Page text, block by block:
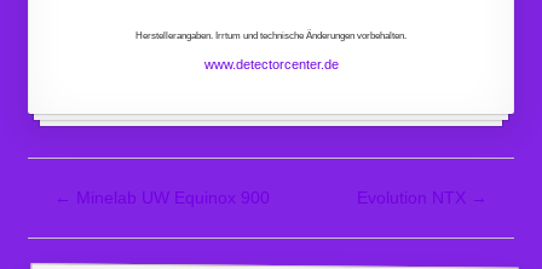
Herstellerangaben. Irrtum und technische Änderungen vorbehalten.
www.detectorcenter.de
← Minelab UW Equinox 900 Evolution NTX →